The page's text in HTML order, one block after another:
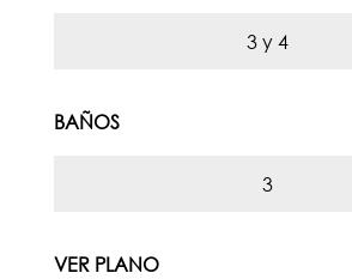
3 y 4
BAÑOS
3
VER PLANO